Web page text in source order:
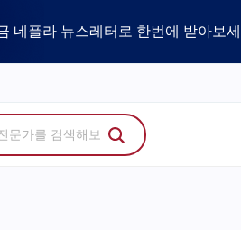
홈페이지,
고문 1개로 매일 연성하세요.
네플라 뉴스레터로 한번에 받아보
이즈프로 사전등록 신청하기
지금 당신의 브랜드를 보여주세요!